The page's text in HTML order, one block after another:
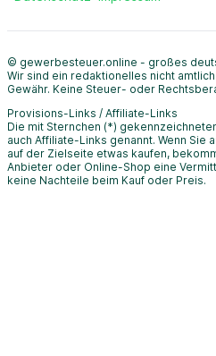
© gewerbesteuer.online - großes
Wir sind ein redaktionelles nicht
Gewähr. Keine Steuer- oder
Provisions-Links / Affiliate-Links
Die mit Sternchen (*)
auch Affiliate-Links genannt. Wenn Sie
auf der Zielseite etwas kaufen,
Anbieter oder Online-Shop eine
keine Nachteile beim Kauf oder Preis.